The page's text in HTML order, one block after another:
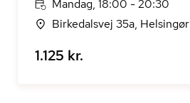
Mandag, 18:00 - 20:30
Birkedalsvej 35a, Helsingør
1.125 kr.